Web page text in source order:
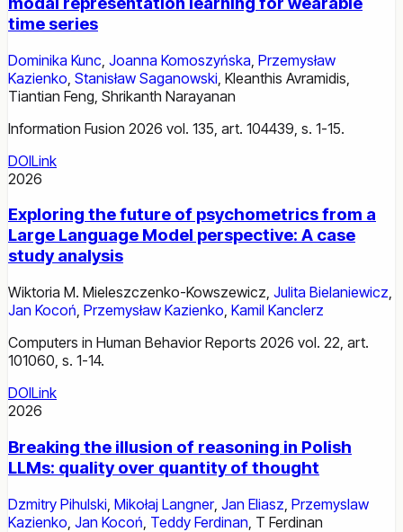
time series
Dominika Kunc Joanna Komoszyńska Przemysław
Kazienko Stanisław Saganowski Kleanthis Avramidis
Tiantian Feng Shrikanth Narayanan
Information Fusion 2026 vol. 135, art. 104439, s. 1-15.
DOILink
2026
Exploring the future of psychometrics from a
Large Language Model perspective: A case
study analysis
Wiktoria M. Mieleszczenko-Kowszewicz, Julita Bielaniewicz,
Jan Kocoń, Przemysław Kazienko, Kamil Kanclerz
Computers in Human Behavior Reports 2026 vol. 22, art.
101060, s. 1-14.
DOILink
2026
Breaking the illusion of reasoning in Polish
LLMs: quality over quantity of thought
Dzmitry Pihulski Mikołaj Langner, Jan Eliasz Przemyslaw
Kazienko Jan Kocoń Teddy Ferdinan T Ferdinan